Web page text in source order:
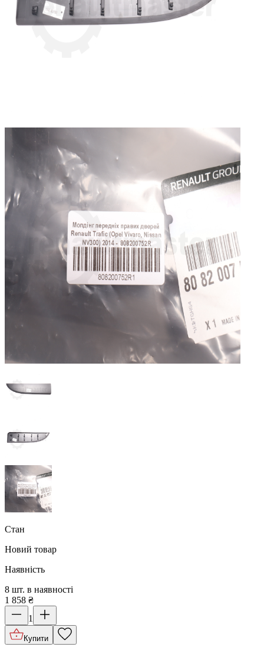
Стан
Новий товар
Наявність
8 шт. в наявності
1 858 ₴
1
Купити